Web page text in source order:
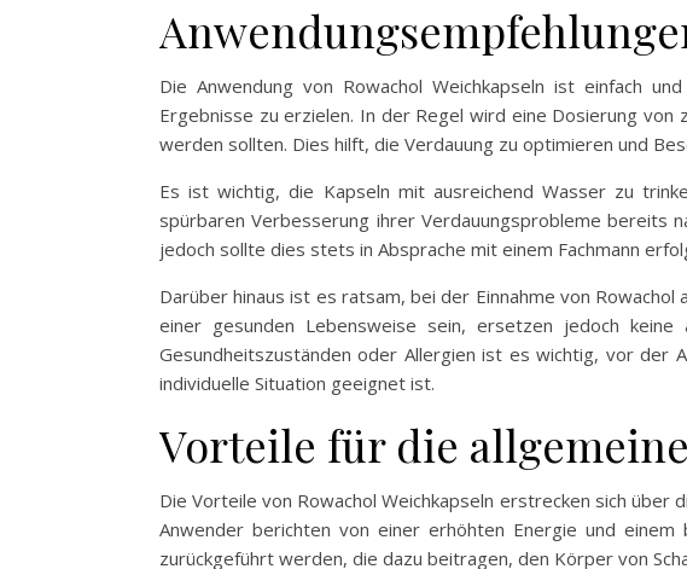
Die Anwendung von Rowachol Weichkapseln ist einfach
Ergebnisse zu erzielen. In der Regel wird eine Dosierung
werden sollten. Dies hilft, die Verdauung zu optimieren und
Es ist wichtig, die Kapseln mit ausreichend Wasser zu
spürbaren Verbesserung ihrer Verdauungsprobleme bereits
jedoch sollte dies stets in Absprache mit einem Fachmann
Darüber hinaus ist es ratsam, bei der Einnahme von
einer gesunden Lebensweise sein, ersetzen jedoch keine
Gesundheitszuständen oder Allergien ist es wichtig, vor der
individuelle Situation geeignet ist.
Vorteile für die
Die Vorteile von Rowachol Weichkapseln erstrecken sich über
Anwender berichten von einer erhöhten Energie und
zurückgeführt werden, die dazu beitragen, den Körper von